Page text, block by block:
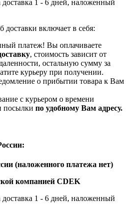
доставка 1 - 6 дней, наложенный
доставки включает в себя:
платеж! Вы оплачиваете
, стоимость зависит от
остальную сумму за
курьеру при получении.
о прибытии товара к Вам
с курьером о времени
посылки по удобному Вам адресу.
(наложенного платежа нет)
компанией CDEK
доставка 1 - 6 дней, наложенный